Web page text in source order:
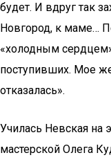
будет. И вдруг так
Новгород, к маме…
«холодным
поступивших. Мое
отказалась».
Училась Невская на
мастерской Олега